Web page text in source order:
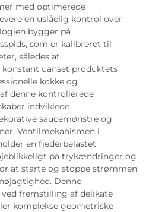
med optimerede
en uslåelig kontrol over
bygger på
som er kalibreret til
således at
uanset produktets
kokke og
denne kontrollerede
indviklede
saucemønstre og
Ventilmekanismen i
en fjederbelastet
på trykændringer og
at starte og stoppe strømmen
Denne
fremstilling af delikate
komplekse geometriske